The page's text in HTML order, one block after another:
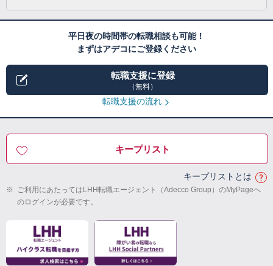
平日夜の時間帯の転職相談も可能！
まずはアデコにご登録ください
転職支援に登録
（無料）
転職支援の流れ
キープリスト
キープリストとは
※ ご利用にあたってはLHH転職エージェント（Adecco Group）のMyPageへ
のログインが必要です。